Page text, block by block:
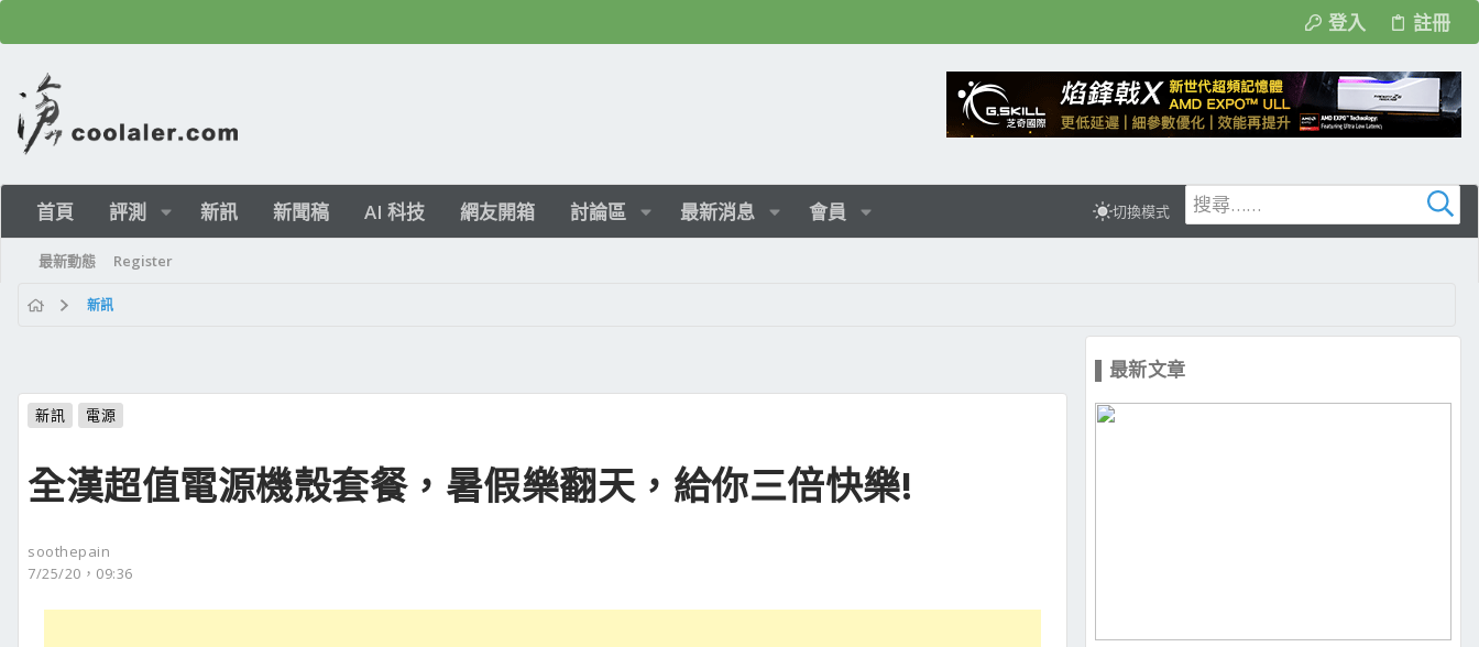
登入 註冊
首頁 評測 新訊 新聞稿 AI 科技 網友開箱 討論區 最新消息 會員 切換模式
最新動態 Register
新訊
新訊 電源
全漢超值電源機殼套餐，暑假樂翻天，給你三倍快樂!
soothepain
7/25/20，09:36
▌最新文章